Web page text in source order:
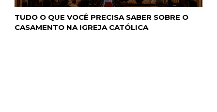
TUDO O QUE VOCÊ PRECISA SABER SOBRE O
CASAMENTO NA IGREJA CATÓLICA